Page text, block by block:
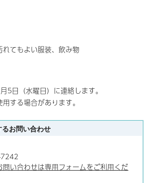
てもよい服装、飲み物
5日（水曜日）に連絡します。
する場合があります。
るお問い合わせ
問い合わせは専用フォームをご利用くだ